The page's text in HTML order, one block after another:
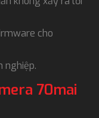
cho
nghiệp.
70mai